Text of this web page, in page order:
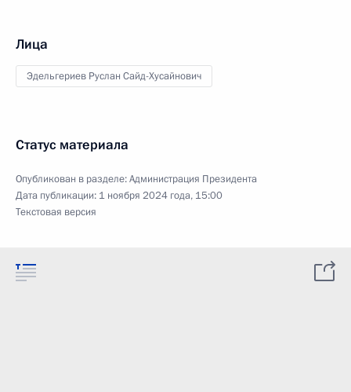
Лица
Эдельгериев Руслан Сайд-Хусайнович
Статус материала
Опубликован в разделе:Администрация Президента
Дата публикации: 1 ноября 2024 года, 15:00
Текстовая версия